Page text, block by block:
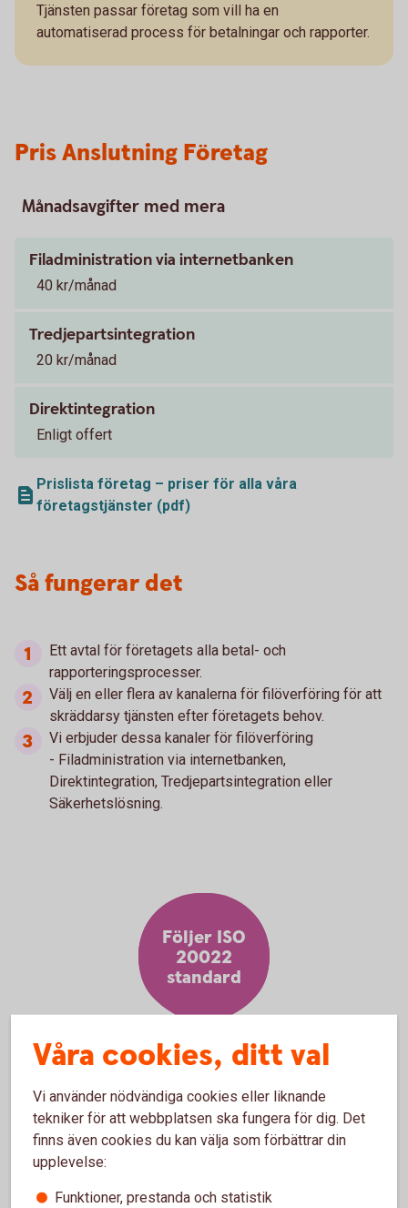
Tjänsten passar företag som vill ha en
automatiserad process för betalningar och rapporter.
Pris Anslutning Företag
Månadsavgifter med mera
Filadministration via internetbanken
40 kr/månad
Tredjepartsintegration
20 kr/månad
Direktintegration
Enligt offert
Prislista företag – priser för alla våra
företagstjänster (pdf)
Så fungerar det
Ett avtal för företagets alla betal- och
rapporteringsprocesser.
Välj en eller flera av kanalerna för filöverföring för att
skräddarsy tjänsten efter företagets behov.
Vi erbjuder dessa kanaler för filöverföring
- Filadministration via internetbanken,
Direktintegration, Tredjepartsintegration eller
Säkerhetslösning.
Följer ISO
20022
standard
Kanaler för filöverföring
Filadministration internetbanken
Våra cookies, ditt val
Vi använder nödvändiga cookies eller liknande
tekniker för att webbplatsen ska fungera för dig. Det
finns även cookies du kan välja som förbättrar din
upplevelse:
Funktioner, prestanda och statistik